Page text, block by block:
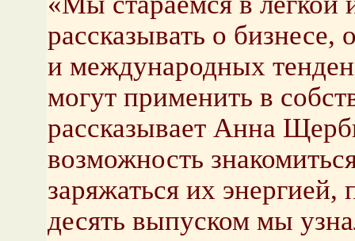
рассказывать о
и международных
могут применить в
рассказывает Анна
возможность
заряжаться их
десять выпуском мы